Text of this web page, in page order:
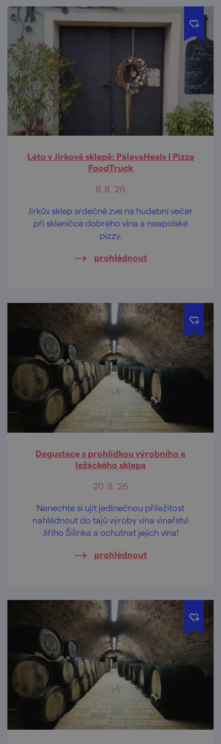
Léto v Jirkově sklepě: PálavaHeals | Pizza
FoodTruck
8. 8. '26
Jirkův sklep srdečně zve na hudební večer
při skleničce dobrého vína a neapolské
pizzy.
prohlédnout
Degustace s prohlídkou výrobního a
ležáckého sklepa
20. 8. '26
Nenechte si ujít jedinečnou příležitost
nahlédnout do tajů výroby vína vinařství
Jiřího Šilinka a ochutnat jejich vína!
prohlédnout